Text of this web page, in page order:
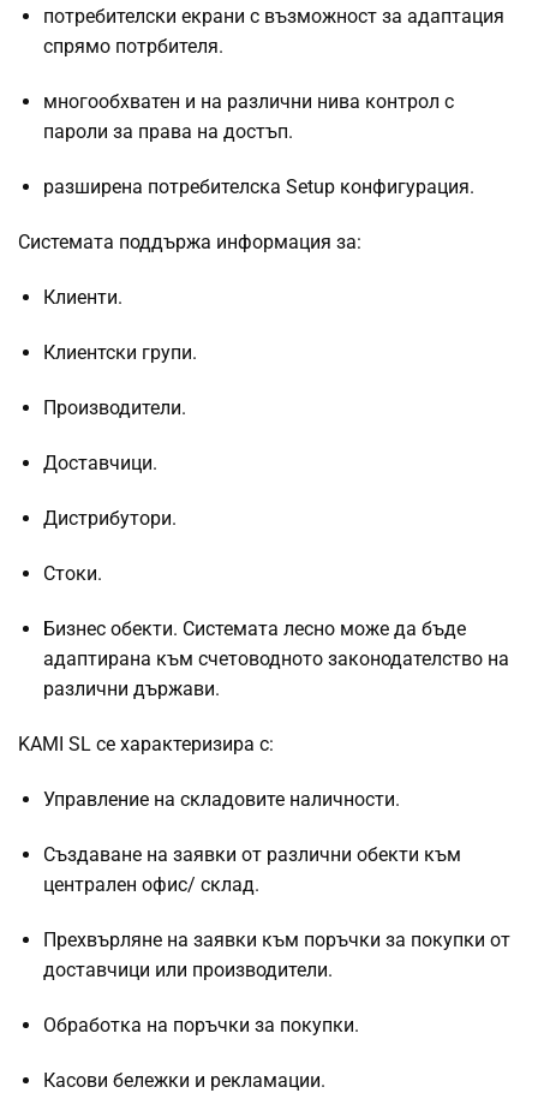
потребителски екрани с възможност за адаптация
спрямо потрбителя.
многообхватен и на различни нива контрол с
пароли за права на достъп.
разширена потребителска Setup конфигурация.
Системата поддържа информация за:
Клиенти.
Клиентски групи.
Производители.
Доставчици.
Дистрибутори.
Стоки.
Бизнес обекти. Системата лесно може да бъде
адаптирана към счетоводното законодателство на
различни държави.
KAMI SL се характеризира с:
Управление на складовите наличности.
Създаване на заявки от различни обекти към
централен офис/ склад.
Прехвърляне на заявки към поръчки за покупки от
доставчици или производители.
Обработка на поръчки за покупки.
Касови бележки и рекламации.